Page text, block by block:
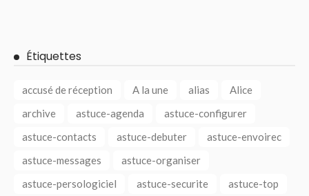
Étiquettes
accusé de réception A la une alias
Alice
archive
astuce-agenda
astuce-configurer
astuce-contacts
astuce-debuter
astuce-envoirec
astuce-messages
astuce-organiser
astuce-persologiciel
astuce-securite
astuce-top